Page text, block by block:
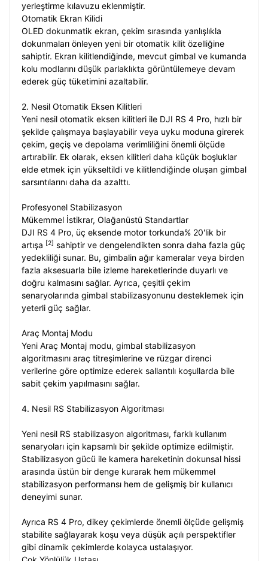
yerleştirme kılavuzu eklenmiştir.
Otomatik Ekran Kilidi
OLED dokunmatik ekran, çekim sırasında yanlışlıkla
dokunmaları önleyen yeni bir otomatik kilit özelliğine
sahiptir. Ekran kilitlendiğinde, mevcut gimbal ve kumanda
kolu modlarını düşük parlaklıkta görüntülemeye devam
ederek güç tüketimini azaltabilir.
2. Nesil Otomatik Eksen Kilitleri
Yeni nesil otomatik eksen kilitleri ile DJI RS 4 Pro, hızlı bir
şekilde çalışmaya başlayabilir veya uyku moduna girerek
çekim, geçiş ve depolama verimliliğini önemli ölçüde
artırabilir. Ek olarak, eksen kilitleri daha küçük boşluklar
elde etmek için yükseltildi ve kilitlendiğinde oluşan gimbal
sarsıntılarını daha da azalttı.
Profesyonel Stabilizasyon
Mükemmel İstikrar, Olağanüstü Standartlar
DJI RS 4 Pro, üç eksende motor torkunda% 20'lik bir
artışa [2] sahiptir ve dengelendikten sonra daha fazla güç
yedekliliği sunar. Bu, gimbalin ağır kameralar veya birden
fazla aksesuarla bile izleme hareketlerinde duyarlı ve
doğru kalmasını sağlar. Ayrıca, çeşitli çekim
senaryolarında gimbal stabilizasyonunu desteklemek için
yeterli güç sağlar.
Araç Montaj Modu
Yeni Araç Montaj modu, gimbal stabilizasyon
algoritmasını araç titreşimlerine ve rüzgar direnci
verilerine göre optimize ederek sallantılı koşullarda bile
sabit çekim yapılmasını sağlar.
4. Nesil RS Stabilizasyon Algoritması
Yeni nesil RS stabilizasyon algoritması, farklı kullanım
senaryoları için kapsamlı bir şekilde optimize edilmiştir.
Stabilizasyon gücü ile kamera hareketinin dokunsal hissi
arasında üstün bir denge kurarak hem mükemmel
stabilizasyon performansı hem de gelişmiş bir kullanıcı
deneyimi sunar.
Ayrıca RS 4 Pro, dikey çekimlerde önemli ölçüde gelişmiş
stabilite sağlayarak koşu veya düşük açılı perspektifler
gibi dinamik çekimlerde kolayca ustalaşıyor.